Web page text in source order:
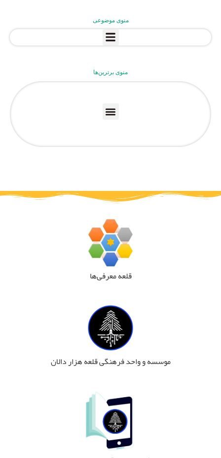
منوی موضوعی
منوی برترین‌ها
قلعه معرفی‌ها
موسسه و واحد فرهنگی قلعه هزار دالان